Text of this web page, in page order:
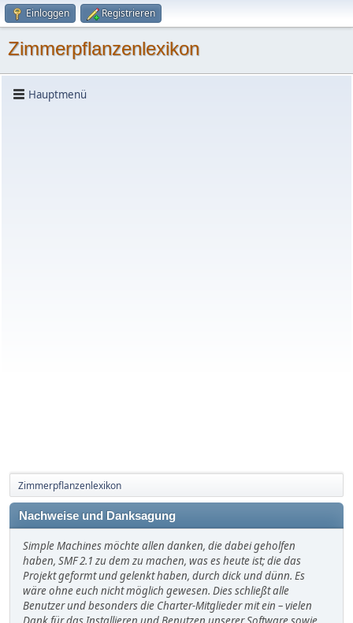
Einloggen Registrieren
Zimmerpflanzenlexikon
Hauptmenü
Zimmerpflanzenlexikon
Nachweise und Danksagung
Simple Machines möchte allen danken, die dabei geholfen
haben, SMF 2.1 zu dem zu machen, was es heute ist; die das
Projekt geformt und gelenkt haben, durch dick und dünn. Es
wäre ohne euch nicht möglich gewesen. Dies schließt alle
Benutzer und besonders die Charter-Mitglieder mit ein – vielen